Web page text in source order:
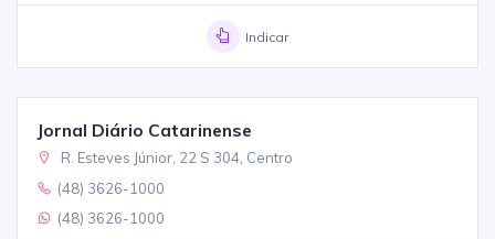
Indicar
Jornal Diário Catarinense
R. Esteves Júnior, 22 S 304, Centro
(48) 3626-1000
(48) 3626-1000